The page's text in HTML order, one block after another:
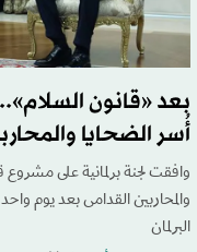
بعد «قانون
أُسر الضحايا
وافقت لجنة برلمانية على
والمحاربين القدامى بعد يوم
البرلمان